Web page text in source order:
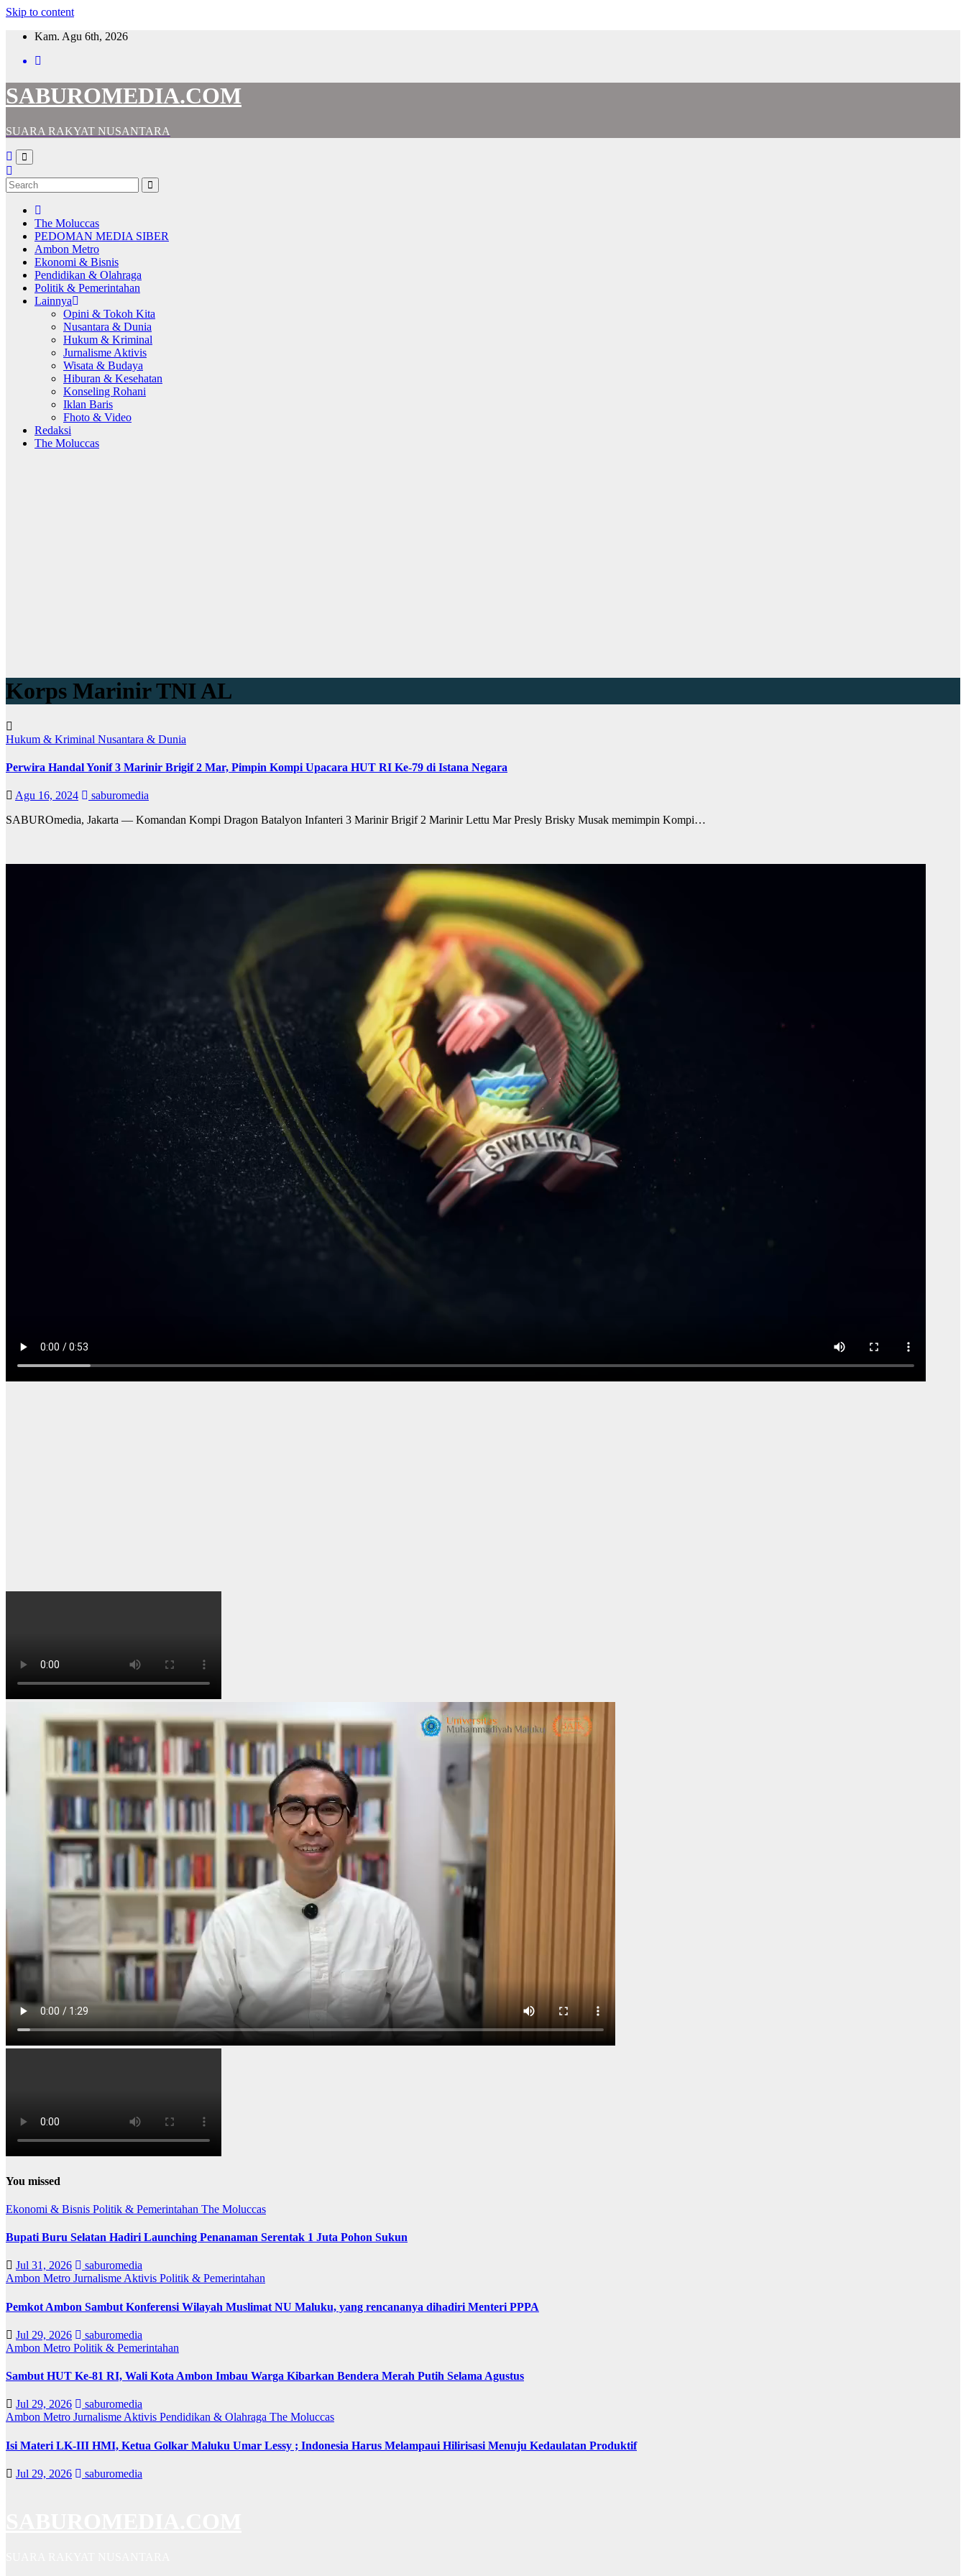
Skip to content
Kam. Agu 6th, 2026
SABUROMEDIA.COM
SUARA RAKYAT NUSANTARA
The Moluccas
PEDOMAN MEDIA SIBER
Ambon Metro
Ekonomi & Bisnis
Pendidikan & Olahraga
Politik & Pemerintahan
Lainnya
Opini & Tokoh Kita
Nusantara & Dunia
Hukum & Kriminal
Jurnalisme Aktivis
Wisata & Budaya
Hiburan & Kesehatan
Konseling Rohani
Iklan Baris
Fhoto & Video
Redaksi
The Moluccas
Korps Marinir TNI AL
Hukum & Kriminal Nusantara & Dunia
Perwira Handal Yonif 3 Marinir Brigif 2 Mar, Pimpin Kompi Upacara HUT RI Ke-79 di Istana Negara
Agu 16, 2024
saburomedia
SABUROmedia, Jakarta — Komandan Kompi Dragon Batalyon Infanteri 3 Marinir Brigif 2 Marinir Lettu Mar Presly Brisky Musak memimpin Kompi…
You missed
Ekonomi & Bisnis Politik & Pemerintahan The Moluccas
Bupati Buru Selatan Hadiri Launching Penanaman Serentak 1 Juta Pohon Sukun
Jul 31, 2026
saburomedia
Ambon Metro Jurnalisme Aktivis Politik & Pemerintahan
Pemkot Ambon Sambut Konferensi Wilayah Muslimat NU Maluku, yang rencananya dihadiri Menteri PPPA
Jul 29, 2026
saburomedia
Ambon Metro Politik & Pemerintahan
Sambut HUT Ke-81 RI, Wali Kota Ambon Imbau Warga Kibarkan Bendera Merah Putih Selama Agustus
Jul 29, 2026
saburomedia
Ambon Metro Jurnalisme Aktivis Pendidikan & Olahraga The Moluccas
Isi Materi LK-III HMI, Ketua Golkar Maluku Umar Lessy ; Indonesia Harus Melampaui Hilirisasi Menuju Kedaulatan Produktif
Jul 29, 2026 saburomedia